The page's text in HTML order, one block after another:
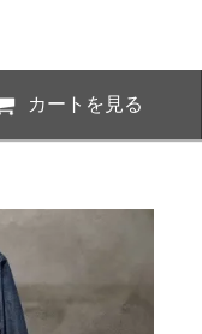
カートを見る